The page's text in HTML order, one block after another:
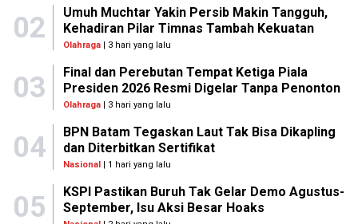
02
Umuh Muchtar Yakin Persib Makin Tangguh,
Kehadiran Pilar Timnas Tambah Kekuatan
Olahraga| 3 hari yang lalu
03
Final dan Perebutan Tempat Ketiga Piala
Presiden 2026 Resmi Digelar Tanpa Penonton
Olahraga| 3 hari yang lalu
04
BPN Batam Tegaskan Laut Tak Bisa Dikapling
dan Diterbitkan Sertifikat
Nasional| 1 hari yang lalu
05
KSPI Pastikan Buruh Tak Gelar Demo Agustus-
September, Isu Aksi Besar Hoaks